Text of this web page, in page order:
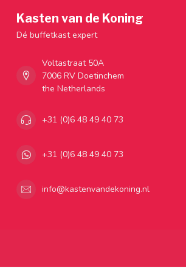
Kasten van de Koning
Dé buffetkast expert
Voltastraat 50A
7006 RV Doetinchem
the Netherlands
+31 (0)6 48 49 40 73
+31 (0)6 48 49 40 73
info@kastenvandekoning.nl